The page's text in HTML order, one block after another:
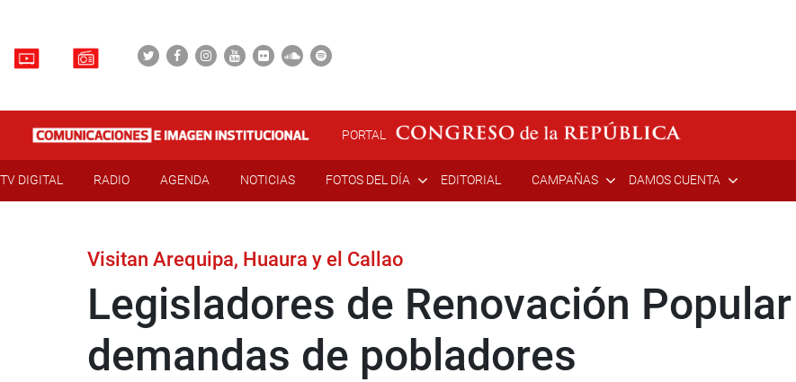
PORTAL
TV DIGITAL RADIO AGENDA NOTICIAS FOTOS DEL DÍA EDITORIAL CAMPAÑAS DAMOS CUENTA
Visitan Arequipa, Huaura y el Callao
Legisladores de Renovación
demandas de pobladores